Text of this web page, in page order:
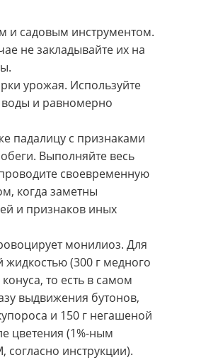
и садовым инструментом.
не закладывайте их на
урожая. Используйте
воды и равномерно
падалицу с признаками
Выполняйте весь
своевременную
когда заметны
и признаков иных
монилиоз. Для
(300 г медного
то есть в самом
выдвижения бутонов,
и 150 г негашеной
цветения (1%-ным
инструкции).